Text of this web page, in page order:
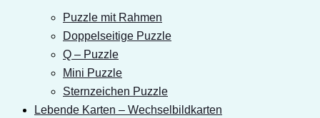
Puzzle mit Rahmen
Doppelseitige Puzzle
Q – Puzzle
Mini Puzzle
Sternzeichen Puzzle
Lebende Karten – Wechselbildkarten